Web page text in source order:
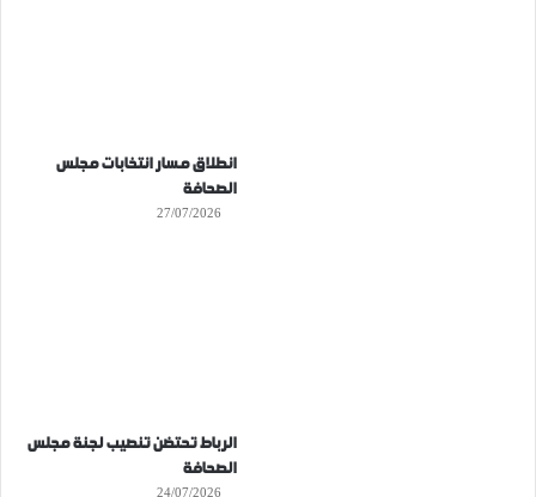
انطلاق مسار انتخابات مجلس
الصحافة
27/07/2026
الرباط تحتضن تنصيب لجنة مجلس
الصحافة